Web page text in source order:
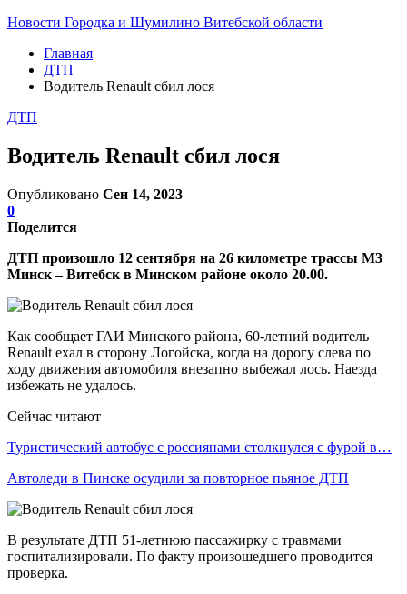
Новости Городка и Шумилино Витебской области
Главная
ДТП
Водитель Renault сбил лося
ДТП
Водитель Renault сбил лося
Опубликовано Сен 14, 2023
0
Поделится
ДТП произошло 12 сентября на 26 километре трассы М3
Минск – Витебск в Минском районе около 20.00.
Как сообщает ГАИ Минского района, 60-летний водитель
Renault ехал в сторону Логойска, когда на дорогу слева по
ходу движения автомобиля внезапно выбежал лось. Наезда
избежать не удалось.
Сейчас читают
Туристический автобус с россиянами столкнулся с фурой в…
Автоледи в Пинске осудили за повторное пьяное ДТП
В результате ДТП 51-летнюю пассажирку с травмами
госпитализировали. По факту произошедшего проводится
проверка.